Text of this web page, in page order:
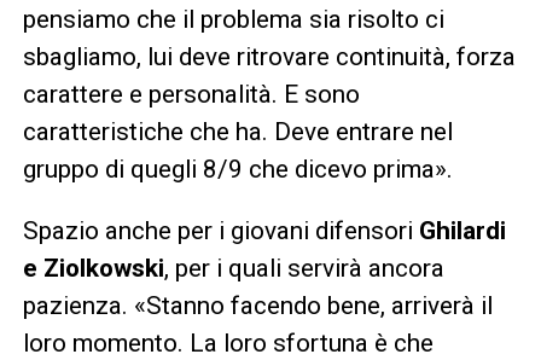
pensiamo che il problema sia risolto ci
sbagliamo, lui deve ritrovare continuità, forza
carattere e personalità. E sono
caratteristiche che ha. Deve entrare nel
gruppo di quegli 8/9 che dicevo prima».
Spazio anche per i giovani difensori Ghilardi
e Ziolkowski, per i quali servirà ancora
pazienza. «Stanno facendo bene, arriverà il
loro momento. La loro sfortuna è che